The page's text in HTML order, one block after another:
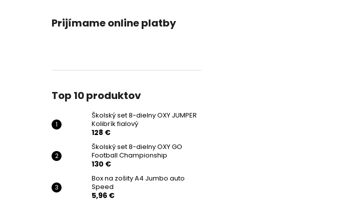
Prijímame online platby
Top 10 produktov
Školský set 8-dielny OXY JUMPER
Kolibrík fialový
128 €
Školský set 8-dielny OXY GO
Football Championship
130 €
Box na zošity A4 Jumbo auto
Speed
5,96 €